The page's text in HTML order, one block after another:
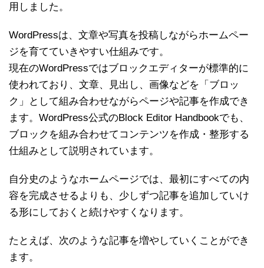
用しました。
WordPressは、文章や写真を投稿しながらホームペー
ジを育てていきやすい仕組みです。
現在のWordPressではブロックエディターが標準的に
使われており、文章、見出し、画像などを「ブロッ
ク」として組み合わせながらページや記事を作成でき
ます。WordPress公式のBlock Editor Handbookでも、
ブロックを組み合わせてコンテンツを作成・整形する
仕組みとして説明されています。
自分史のようなホームページでは、最初にすべての内
容を完成させるよりも、少しずつ記事を追加していけ
る形にしておくと続けやすくなります。
たとえば、次のような記事を増やしていくことができ
ます。